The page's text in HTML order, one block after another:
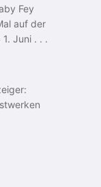
Fey
auf der
Juni . . .